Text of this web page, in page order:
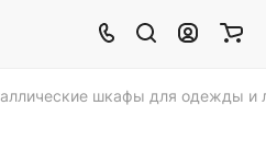
шкафы для одежды и